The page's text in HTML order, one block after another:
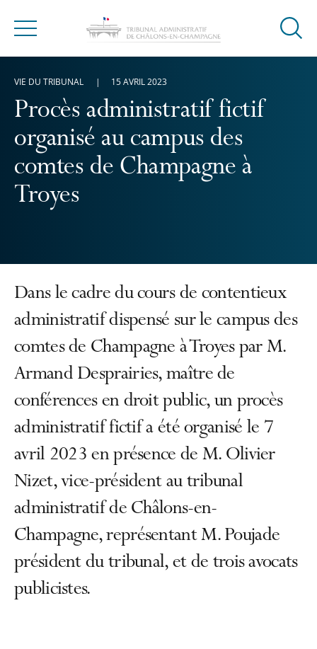
Menu
Ouvrir
Procès administratif fictif
organisé au campus des
comtes de Champagne à
Troyes
VIE DU TRIBUNAL 15 AVRIL 2023
Dans le cadre du cours de contentieux
administratif dispensé sur le campus des
comtes de Champagne à Troyes par M.
Armand Desprairies, maître de
conférences en droit public, un procès
administratif fictif a été organisé le 7
avril 2023 en présence de M. Olivier
Nizet, vice-président au tribunal
administratif de Châlons-en-
Champagne, représentant M. Poujade
président du tribunal, et de trois avocats
publicistes.